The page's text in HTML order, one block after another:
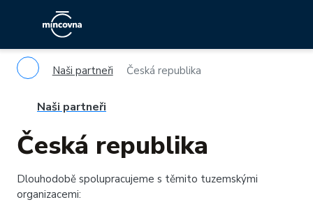
Naši partneři Česká republika
Naši partneři
Česká republika
Dlouhodobě spolupracujeme s těmito tuzemskými
organizacemi: